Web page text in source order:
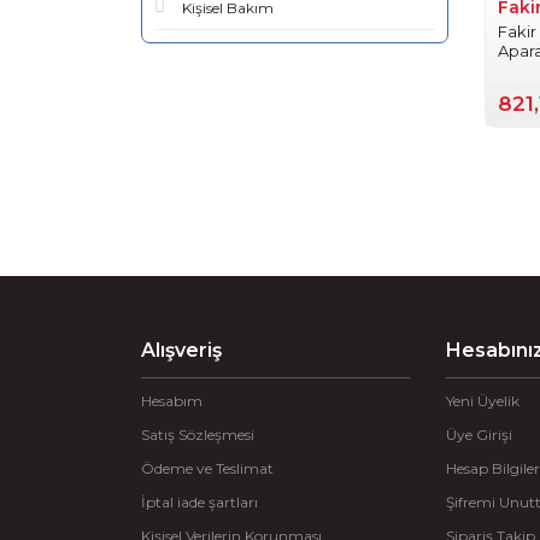
Kişisel Bakım
Alışveriş
Hesabım
Satış Sözleşmesi
Ödeme ve Teslimat
İptal iade şartları
Kişisel Verilerin Korunması
Yeni Üyelik
Üye Girişi
Hesap
Şifremi
Sipariş Takip